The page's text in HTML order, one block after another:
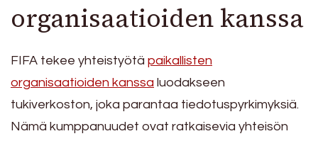
organisaatioiden kanssa
FIFA tekee yhteistyötä paikallisten
organisaatioiden kanssa luodakseen
tukiverkoston, joka parantaa tiedotuspyrkimyksiä.
Nämä kumppanuudet ovat ratkaisevia yhteisön